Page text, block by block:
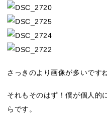
さっきのより画像が多いです
それもそのはず！僕が個人的
らです。